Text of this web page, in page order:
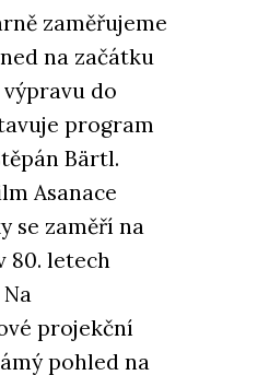
zaměřujeme
na začátku
do
program
Bärtl.
Asanace
se zaměří na
80. letech
projekční
pohled na